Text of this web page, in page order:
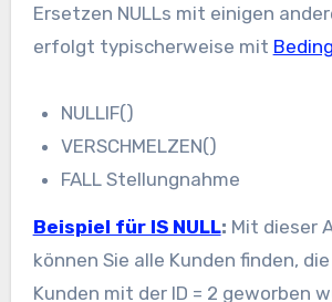
Ersetzen NULLs mit einigen
erfolgt typischerweise mit
NULLIF()
VERSCHMELZEN()
FALL Stellungnahme
Beispiel für IS NULL: Mit dieser
können Sie alle Kunden finden,
Kunden mit der ID = 2 geworben